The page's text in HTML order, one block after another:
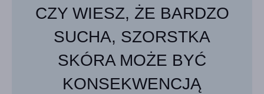
CZY WIESZ, ŻE BARDZO
SUCHA, SZORSTKA
SKÓRA MOŻE BYĆ
KONSEKWENCJĄ